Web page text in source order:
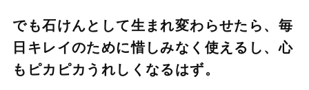
でも石けんとして生まれ変わらせたら、毎
日キレイのために惜しみなく使えるし、心
もピカピカうれしくなるはず。